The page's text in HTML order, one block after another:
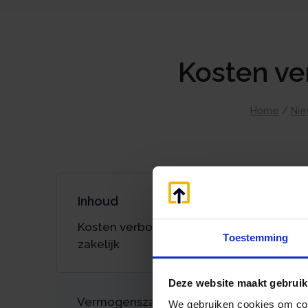
Toestemming
Deze website maakt
We gebruiken cookies om
Kosten
Home /
Inhoud
Kosten verbouwing woning dga niet
zakelijk
Vermogenszaken goed regelen?